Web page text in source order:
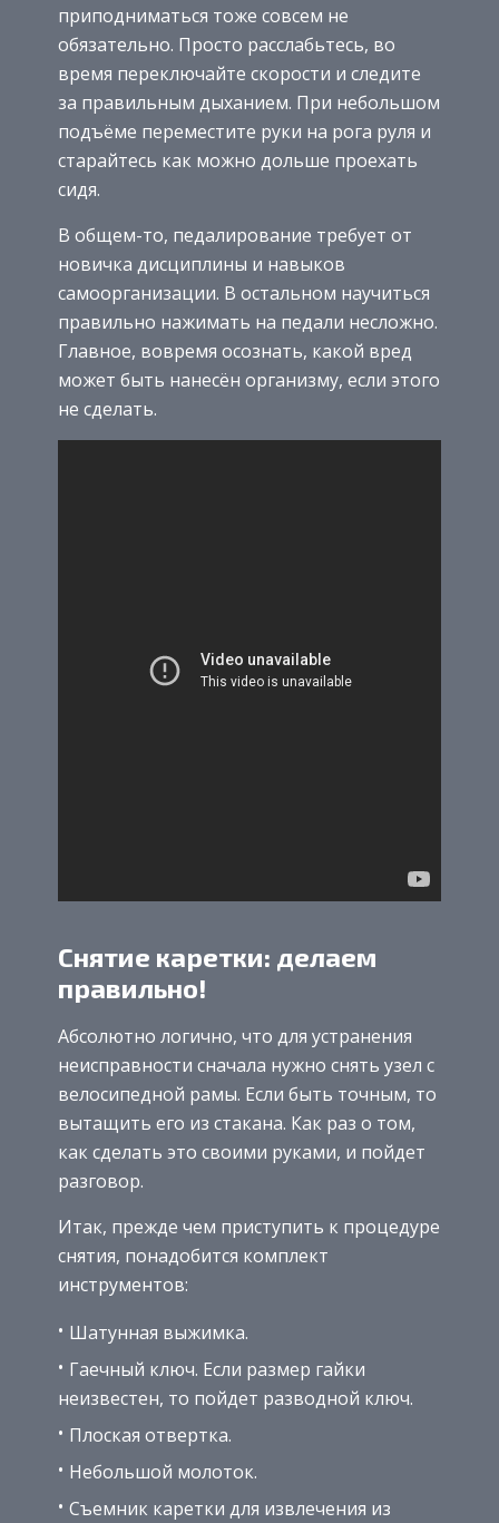
приподниматься тоже совсем не
обязательно. Просто расслабьтесь, во
время переключайте скорости и следите
за правильным дыханием. При небольшом
подъёме переместите руки на рога руля и
старайтесь как можно дольше проехать
сидя.
В общем-то, педалирование требует от
новичка дисциплины и навыков
самоорганизации. В остальном научиться
правильно нажимать на педали несложно.
Главное, вовремя осознать, какой вред
может быть нанесён организму, если этого
не сделать.
Снятие каретки: делаем
правильно!
Абсолютно логично, что для устранения
неисправности сначала нужно снять узел с
велосипедной рамы. Если быть точным, то
вытащить его из стакана. Как раз о том,
как сделать это своими руками, и пойдет
разговор.
Итак, прежде чем приступить к процедуре
снятия, понадобится комплект
инструментов:
Шатунная выжимка.
Гаечный ключ. Если размер гайки
неизвестен, то пойдет разводной ключ.
Плоская отвертка.
Небольшой молоток.
Съемник каретки для извлечения из